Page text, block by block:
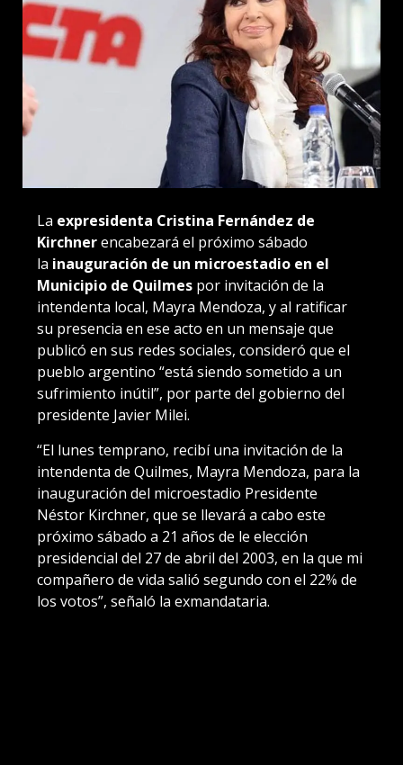
La expresidenta Cristina Fernández de
Kirchnerencabezará el próximo sábado
la inauguración de un microestadio en el
Municipio de Quilmes por invitación de la
intendenta local, Mayra Mendoza, y al ratificar
su presencia en ese acto en un mensaje que
publicó en sus redes sociales, consideró que el
pueblo argentino “está siendo sometido a un
sufrimiento inútil”, por parte del gobierno del
presidente Javier Milei.
“El lunes temprano, recibí una invitación de la
intendenta de Quilmes, Mayra Mendoza, para la
inauguración del microestadio Presidente
Néstor Kirchner, que se llevará a cabo este
próximo sábado a 21 años de le elección
presidencial del 27 de abril del 2003, en la que mi
compañero de vida salió segundo con el 22% de
los votos”, señaló la exmandataria.